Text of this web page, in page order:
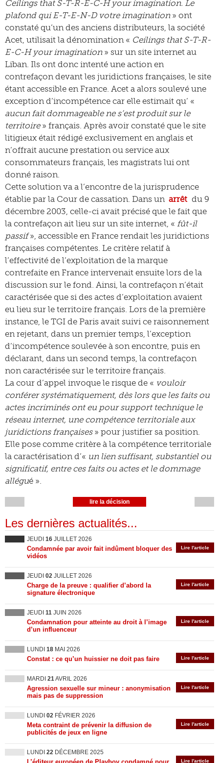
Ceilings that S-T-R-E-C-H your imagination. Le
plafond qui E-T-E-N-D votre imagination» ont
constaté qu’un des anciens distributeurs, la société
Acet, utilisait la dénomination « Ceilings that S-T-R-
E-C-H your imagination» sur un site internet au
Liban. Ils ont donc intenté une action en
contrefaçon devant les juridictions françaises, le site
étant accessible en France. Acet a alors soulevé une
exception d’incompétence car elle estimait qu’ «
aucun fait dommageable ne s’est produit sur le
territoire» français. Après avoir constaté que le site
litigieux était rédigé exclusivement en anglais et
n’offrait aucune prestation ou service aux
consommateurs français, les magistrats lui ont
donné raison.
Cette solution va a l’encontre de la jurisprudence
établie par la Cour de cassation. Dans un arrêt du 9
décembre 2003, celle-ci avait précisé que le fait que
la contrefaçon ait lieu sur un site internet, « fût-il
passif», accessible en France rendait les juridictions
françaises compétentes. Le critère relatif à
l’effectivité de l’exploitation de la marque
contrefaite en France intervenait ensuite lors de la
discussion sur le fond. Ainsi, la contrefaçon n’était
caractérisée que si des actes d’exploitation avaient
eu lieu sur le territoire français. Lors de la première
instance, le TGI de Paris avait suivi ce raisonnement
en rejetant, dans un premier temps, l’exception
d’incompétence soulevée à son encontre, puis en
déclarant, dans un second temps, la contrefaçon
non caractérisée sur le territoire français.
La cour d’appel invoque le risque de « vouloir
conférer systématiquement, dès lors que les faits ou
actes incriminés ont eu pour support technique le
réseau internet, une compétence territoriale aux
juridictions françaises» pour justifier sa position.
Elle pose comme critère à la compétence territoriale
la caractérisation d’« un lien suffisant, substantiel ou
significatif, entre ces faits ou actes et le dommage
allégué ».
lire la décision
Les dernières actualités...
JEUDI 16 JUILLET 2026
Lire l'article
Condamnée par avoir fait indûment bloquer des
vidéos
JEUDI 02 JUILLET 2026
Lire l'article
Charge de la preuve : qualifier d’abord la
signature électronique
JEUDI 11 JUIN 2026
Lire l'article
Condamnation pour atteinte au droit à l’image
d’un influenceur
LUNDI 18 MAI 2026
Lire l'article
Constat : ce qu’un huissier ne doit pas faire
MARDI 21AVRIL 2026
Lire l'article
Agression sexuelle sur mineur : anonymisation
mais pas de suppression
LUNDI 02 FÉVRIER 2026
Lire l'article
Meta contraint de prévenir la diffusion de
publicités de jeux en ligne
LUNDI 22 DÉCEMBRE 2025
Lire l'article